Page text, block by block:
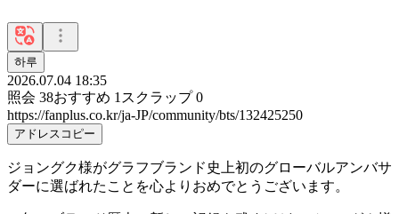
하루
2026.07.04 18:35
照会 38おすすめ 1 スクラップ 0
https://fanplus.co.kr/ja-JP/community/bts/132425250
アドレスコピー
ジョングク様がグラフブランド史上初のグローバルアンバサ
ダーに選ばれたことを心よりおめでとうございます。